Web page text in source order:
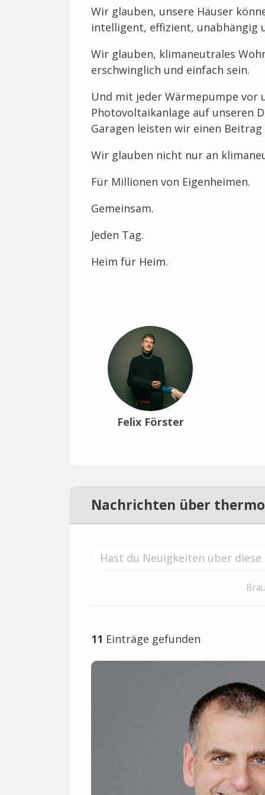
Wir glauben, unsere Häuser
intelligent, effizient, unabhängig
Wir glauben, klimaneutrales
erschwinglich und einfach sein.
Und mit jeder Wärmepumpe vor
Photovoltaikanlage auf unseren
Garagen leisten wir einen
Wir glauben nicht nur an
Für Millionen von Eigenheimen.
Gemeinsam.
Jeden Tag.
Heim für Heim.
Felix Förster
Nachrichten über
11 Einträge gefunden